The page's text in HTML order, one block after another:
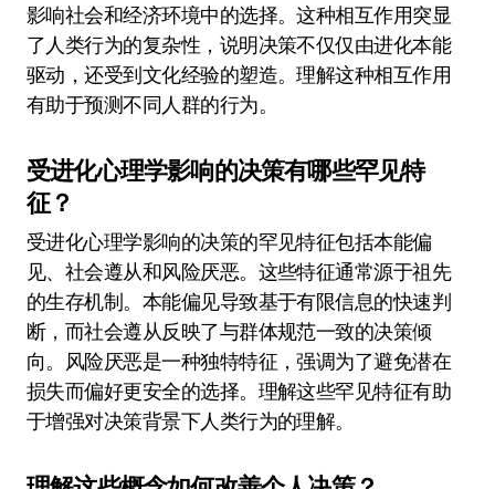
影响社会和经济环境中的选择。这种相互作用突显
了人类行为的复杂性，说明决策不仅仅由进化本能
驱动，还受到文化经验的塑造。理解这种相互作用
有助于预测不同人群的行为。
受进化心理学影响的决策有哪些罕见特
征？
受进化心理学影响的决策的罕见特征包括本能偏
见、社会遵从和风险厌恶。这些特征通常源于祖先
的生存机制。本能偏见导致基于有限信息的快速判
断，而社会遵从反映了与群体规范一致的决策倾
向。风险厌恶是一种独特特征，强调为了避免潜在
损失而偏好更安全的选择。理解这些罕见特征有助
于增强对决策背景下人类行为的理解。